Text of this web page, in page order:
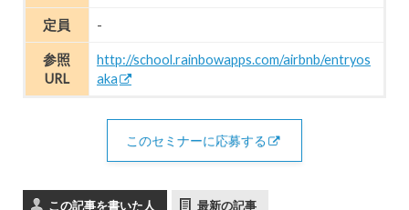
定員 -
参照
URL
http://school.rainbowapps.com/airbnb/entryos
aka
このセミナーに応募する
この記事を書いた人 最新の記事